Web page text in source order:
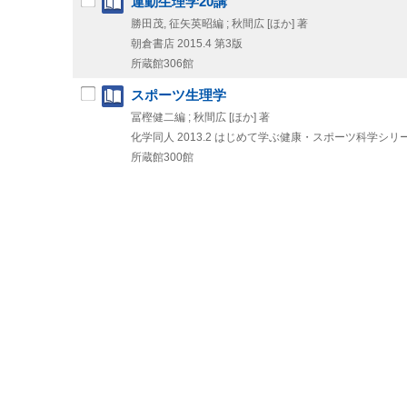
勝田茂, 征矢英昭編 ; 秋間広 [ほか] 著
朝倉書店 2015.4 第3版
所蔵館306館
スポーツ生理学
冨樫健二編 ; 秋間広 [ほか] 著
化学同人 2013.2 はじめて学ぶ健康・スポーツ科学シリ
所蔵館300館